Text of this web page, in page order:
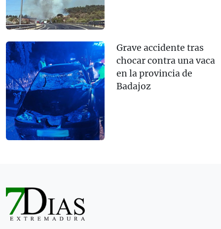
Grave accidente tras
chocar contra una vaca
en la provincia de
Badajoz